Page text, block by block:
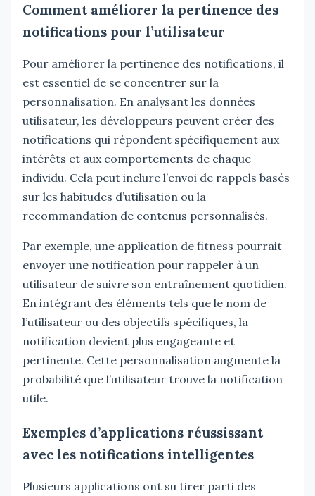
Comment améliorer la pertinence des
notifications pour l’utilisateur
Pour améliorer la pertinence des notifications, il
est essentiel de se concentrer sur la
personnalisation. En analysant les données
utilisateur, les développeurs peuvent créer des
notifications qui répondent spécifiquement aux
intérêts et aux comportements de chaque
individu. Cela peut inclure l’envoi de rappels basés
sur les habitudes d’utilisation ou la
recommandation de contenus personnalisés.
Par exemple, une application de fitness pourrait
envoyer une notification pour rappeler à un
utilisateur de suivre son entraînement quotidien.
En intégrant des éléments tels que le nom de
l’utilisateur ou des objectifs spécifiques, la
notification devient plus engageante et
pertinente. Cette personnalisation augmente la
probabilité que l’utilisateur trouve la notification
utile.
Exemples d’applications réussissant
avec les notifications intelligentes
Plusieurs applications ont su tirer parti des